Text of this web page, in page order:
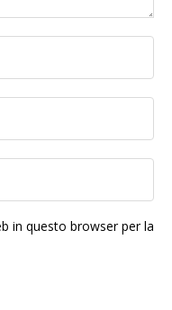
in questo browser per la